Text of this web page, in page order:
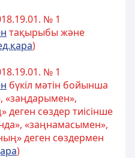
№ 1
тақырыбы және
)
№ 1
бүкіл мәтін бойынша
«заңдарымен»,
деген сөздер тиісінше
«заңнамасымен»,
деген сөздермен
)